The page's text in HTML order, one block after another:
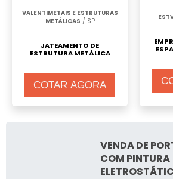
VALENTIMETAIS E ESTRUTURAS
METÁLICAS / SP
JATEAMENTO DE
ESTRUTURA METÁLICA
COTAR AGORA
VENDA DE
COM PINTURA